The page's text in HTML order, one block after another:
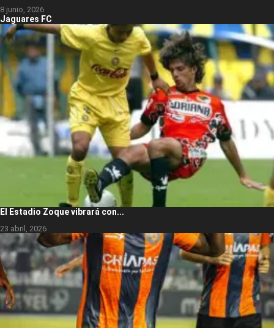
8 junio, 2026
Jaguares FC
El Estadio Zoque vibrará con...
23 abril, 2026